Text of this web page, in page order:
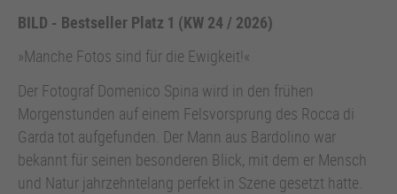
BILD - Bestseller Platz 1 (KW 24 / 2026)
»Manche Fotos sind für die Ewigkeit!«
Der Fotograf Domenico Spina wird in den frühen
Morgenstunden auf einem Felsvorsprung des Rocca di
Garda tot aufgefunden. Der Mann aus Bardolino war
bekannt für seinen besonderen Blick, mit dem er Mensch
und Natur jahrzehntelang perfekt in Szene gesetzt hatte.